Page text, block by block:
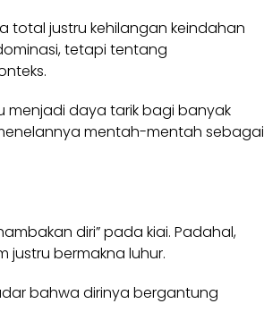
total justru kehilangan keindahan
tetapi tentang
menjadi daya tarik bagi banyak
mentah-mentah sebagai
diri” pada kiai. Padahal,
justru bermakna luhur.
bahwa dirinya bergantung